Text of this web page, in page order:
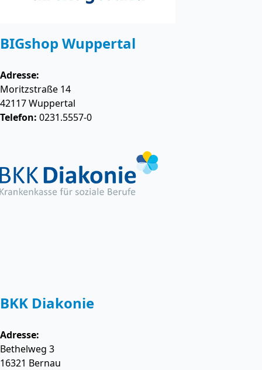
BIGshop Wuppertal
Adresse:
Moritzstraße 14
42117Wuppertal
Telefon: 0231.5557-0
BKK Diakonie
Adresse:
Bethelweg 3
16321 Bernau